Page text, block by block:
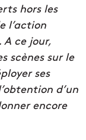
hors les
l’action
ce jour,
scènes sur le
ses
d’un
encore